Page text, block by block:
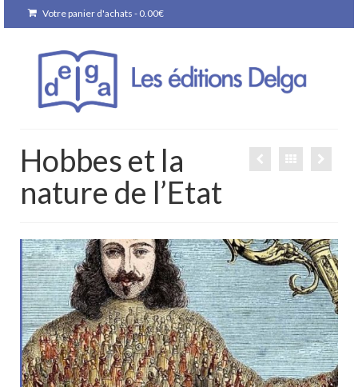
Votre panier d'achats - 0.00€
Hobbes et la
nature de l’Etat